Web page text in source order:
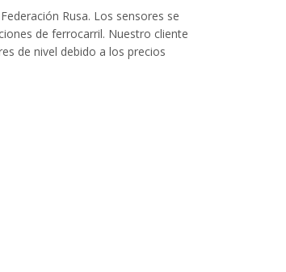
Rusa. Los sensores se
de ferrocarril. Nuestro cliente
de nivel debido a los precios